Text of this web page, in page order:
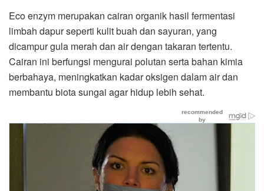
Eco enzym merupakan cairan organik hasil fermentasi
limbah dapur seperti kulit buah dan sayuran, yang
dicampur gula merah dan air dengan takaran tertentu.
Cairan ini berfungsi mengurai polutan serta bahan kimia
berbahaya, meningkatkan kadar oksigen dalam air dan
membantu biota sungai agar hidup lebih sehat.